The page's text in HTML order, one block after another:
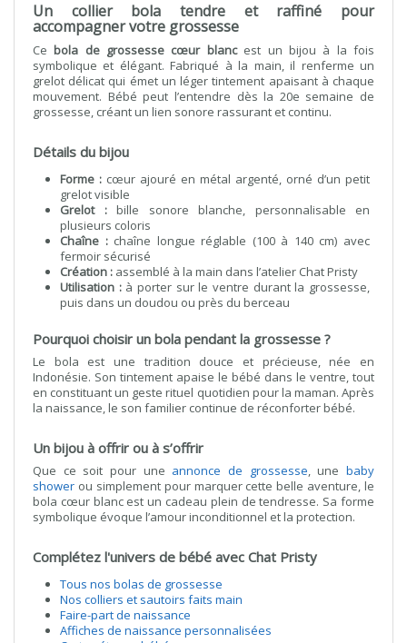
Un collier bola tendre et raffiné pour
accompagner votre grossesse
Cebola de grossesse cœur blancest un bijou à la fois
symbolique et élégant. Fabriqué à la main, il renferme un
grelot délicat qui émet un léger tintement apaisant à chaque
mouvement. Bébé peut l’entendre dès la 20e semaine de
grossesse, créant un lien sonore rassurant et continu.
Détails du bijou
Forme : cœur ajouré en métal argenté, orné d’un petit
grelot visible
Grelot :bille sonore blanche, personnalisable en
plusieurs coloris
Chaîne :chaîne longue réglable (100 à 140 cm) avec
fermoir sécurisé
Création : assemblé à la main dans l’atelier Chat Pristy
Utilisation :à porter sur le ventre durant la grossesse,
puis dans un doudou ou près du berceau
Pourquoi choisir un bola pendant la grossesse ?
Le bola est une tradition douce et précieuse, née en
Indonésie. Son tintement apaise le bébé dans le ventre, tout
en constituant un geste rituel quotidien pour la maman. Après
la naissance, le son familier continue de réconforter bébé.
Un bijou à offrir ou à s’offrir
Que ce soit pour une annonce de grossesse, unebaby
shower ou simplement pour marquer cette belle aventure, le
bola cœur blanc est un cadeau plein de tendresse. Sa forme
symbolique évoque l’amour inconditionnel et la protection.
Complétez l'univers de bébé avec Chat Pristy
Tous nos bolas de grossesse
Nos colliers et sautoirs faits main
Faire-part de naissance
Affiches de naissance personnalisées